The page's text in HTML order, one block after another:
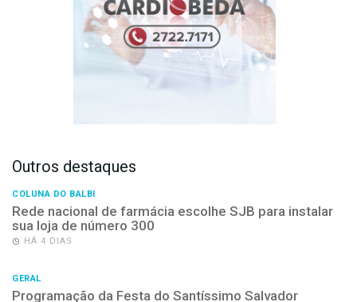
Outros destaques
COLUNA DO BALBI
Rede nacional de farmácia escolhe SJB para instalar
sua loja de número 300
HÁ 4 DIAS
GERAL
Programação da Festa do Santíssimo Salvador